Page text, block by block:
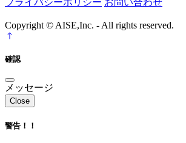
Copyright © AISE,Inc. - All rights reserved.
確認
メッセージ
Close
警告！！